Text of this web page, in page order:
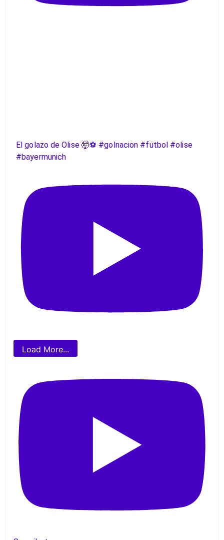
El golazo de Olise 🤯⚽️ #golnacion #futbol #olise
#bayermunich
Load More...